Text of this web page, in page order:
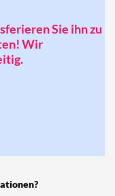
Sie ihn zu
Wir